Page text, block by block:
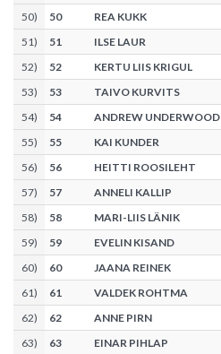
50) 50
REA KUKK
51) 51
ILSE LAUR
52) 52
KERTU LIIS KRIGUL
53) 53
TAIVO KURVITS
54) 54
ANDREW UNDERWOOD
55) 55
KAI KUNDER
56) 56
HEITTI ROOSILEHT
57) 57
ANNELI KALLIP
58) 58
MARI-LIIS LÄNIK
59) 59
EVELIN KISAND
60) 60
JAANA REINEK
61) 61
VALDEK ROHTMA
62) 62
ANNE PIRN
63) 63
EINAR PIHLAP